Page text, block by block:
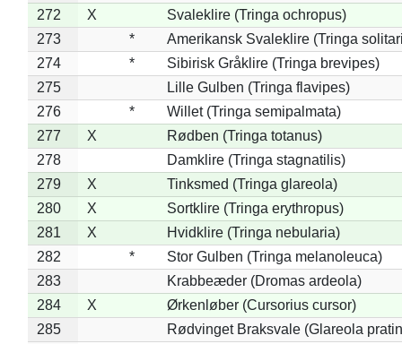
272
X
Svaleklire (Tringa ochropus)
273
*
Amerikansk Svaleklire (Tringa
274
*
Sibirisk Gråklire (Tringa brevipes)
275
Lille Gulben (Tringa flavipes)
276
*
Willet (Tringa semipalmata)
277
X
Rødben (Tringa totanus)
278
Damklire (Tringa stagnatilis)
279
X
Tinksmed (Tringa glareola)
280
X
Sortklire (Tringa erythropus)
281
X
Hvidklire (Tringa nebularia)
282
*
Stor Gulben (Tringa melanoleuca)
283
Krabbeæder (Dromas ardeola)
284
X
Ørkenløber (Cursorius cursor)
285
Rødvinget Braksvale (Glareola